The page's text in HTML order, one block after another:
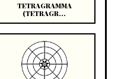
TETRAGRAMMA
(TETRAGR...